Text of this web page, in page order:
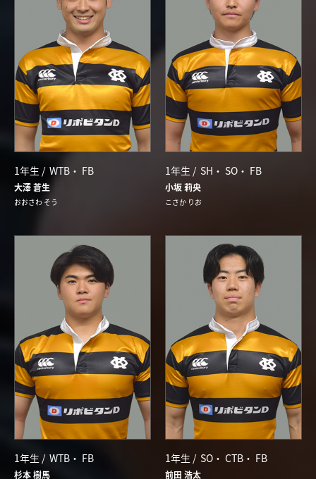
1年生 / WTB FB
大澤 蒼生
おおさわ そう
1年生 / SH SO FB
小坂 莉央
こさか りお
1年生 / WTB FB
杉本 樹馬
1年生 / SO CTB FB
前田 浩太